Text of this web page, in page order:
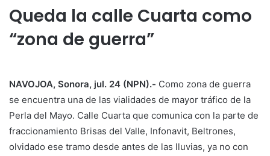
Queda la calle Cuarta como
“zona de guerra”
NAVOJOA, Sonora, jul. 24 (NPN).- Como zona de guerra
se encuentra una de las vialidades de mayor tráfico de la
Perla del Mayo. Calle Cuarta que comunica con la parte de
fraccionamiento Brisas del Valle, Infonavit, Beltrones,
olvidado ese tramo desde antes de las lluvias, ya no con